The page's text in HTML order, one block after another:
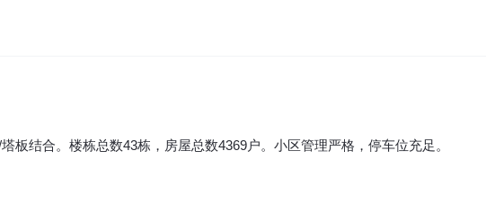
板结合。楼栋总数43栋，房屋总数4369户。小区管理严格，停车位充足。